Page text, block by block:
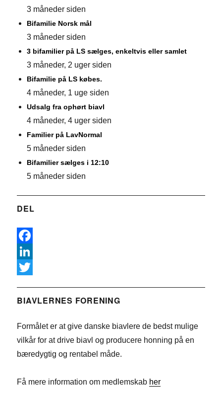
3 måneder siden
Bifamilie Norsk mål
3 måneder siden
3 bifamilier på LS sælges, enkeltvis eller samlet
3 måneder, 2 uger siden
Bifamilie på LS købes.
4 måneder, 1 uge siden
Udsalg fra ophørt biavl
4 måneder, 4 uger siden
Familier på LavNormal
5 måneder siden
Bifamilier sælges i 12:10
5 måneder siden
DEL
F
a
e
o
L
n
e
n
w
t
r
BIAVLERNES FORENING
Formålet er at give danske biavlere de bedst mulige
vilkår for at drive biavl og producere honning på en
bæredygtig og rentabel måde.
Få mere information om medlemskab her